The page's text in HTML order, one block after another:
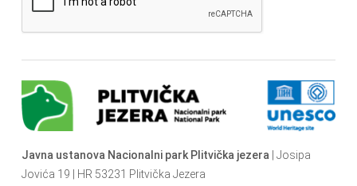
Javna ustanova Nacionalni park Plitvička jezera| Josipa
Jovića 19 | HR 53231 Plitvička Jezera